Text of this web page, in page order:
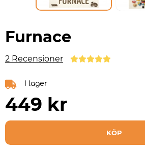
Furnace
2 Recensioner
I lager
449 kr
KÖP